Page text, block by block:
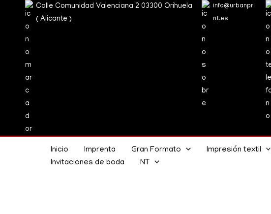
contenido
Calle Comunidad Valenciana 2 03300 Orihuela
( Alicante )
info@urbanpri
nt.es
Inicio Imprenta Gran Formato Impresión textil
Invitaciones de boda
NT